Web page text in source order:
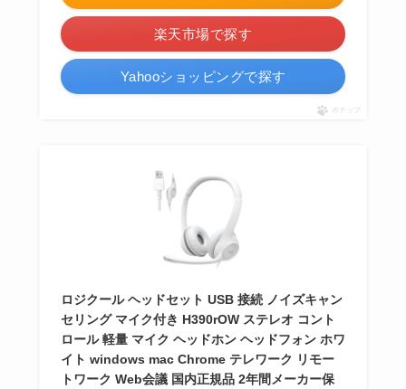
楽天市場で探す
Yahooショッピングで探す
ポチップ
ロジクール ヘッドセット USB 接続 ノイズキャン
セリング マイク付き H390rOW ステレオ コント
ロール 軽量 マイク ヘッドホン ヘッドフォン ホワ
イト windows mac Chrome テレワーク リモー
トワーク Web会議 国内正規品 2年間メーカー保